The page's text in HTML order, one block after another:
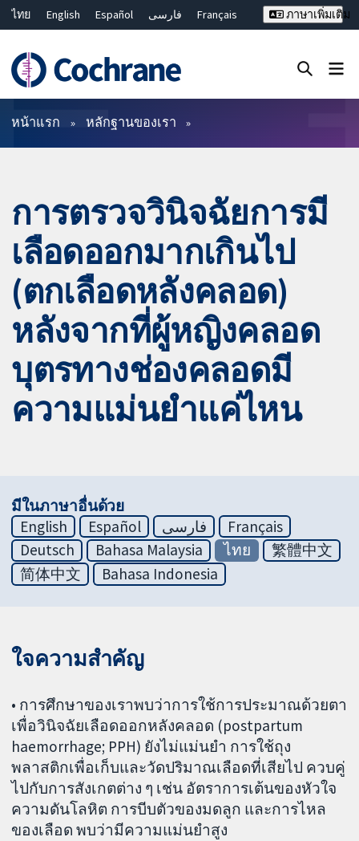
ไทย English Español فارسی
Français
Bahasa Malaysia
繁體中文 简体中文
ภาษาเพิ่มเติม
ตัวกรอง
หน้าแรก หลักฐานของเรา
การตรวจวินิจฉัยการมี
เลือดออกมากเกินไป
(ตกเลือดหลังคลอด)
หลังจากที่ผู้หญิงคลอด
บุตรทางช่องคลอดมี
ความแม่นยำแค่ไหน
มีในภาษาอื่นด้วย
English
Español فارسی
Français
Deutsch
Bahasa Malaysia ไทย
繁體中文
简体中文
Bahasa Indonesia
ใจความสำคัญ
• การศึกษาของเราพบว่าการใช้การประมาณด้วยตา
เพื่อวินิจฉัยเลือดออกหลังคลอด (postpartum
haemorrhage; PPH) ยังไม่แม่นยำ การใช้ถุง
พลาสติกเพื่อเก็บและวัดปริมาณเลือดที่เสียไป ควบคู่
ไปกับการสังเกตต่าง ๆ เช่น อัตราการเต้นของหัวใจ
ความดันโลหิต การบีบตัวของมดลูก และการไหล
ของเลือด พบว่ามีความแม่นยำสูง